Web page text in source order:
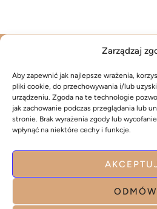
Zarządzaj
Aby zapewnić jak najlepsze wrażenia,
pliki cookie, do przechowywania i/lub
urządzeniu. Zgoda na te technologie
jak zachowanie podczas przeglądania lub
stronie. Brak wyrażenia zgody lub
wpłynąć na niektóre cechy i funkcje.
ODMÓW
INSTAGRAM
Salon
Ul. Złotno
94-221
+48 509 409